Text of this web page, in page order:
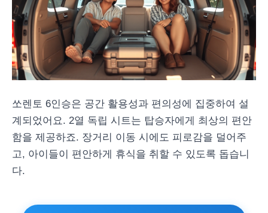
쏘렌토 6인승은 공간 활용성과 편의성에 집중하여 설
계되었어요. 2열 독립 시트는 탑승자에게 최상의 편안
함을 제공하죠. 장거리 이동 시에도 피로감을 덜어주
고, 아이들이 편안하게 휴식을 취할 수 있도록 돕습니
다.